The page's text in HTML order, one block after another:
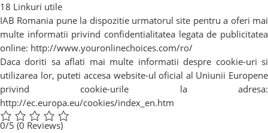
18 Linkuri utile
IAB Romania pune la dispozitie urmatorul site pentru a oferi mai
multe informatii privind confidentialitatea legata de publicitatea
online: http://www.youronlinechoices.com/ro/
Daca doriti sa aflati mai multe informatii despre cookie-uri si
utilizarea lor, puteti accesa website-ul oficial al Uniunii Europene
privind cookie-urile la adresa:
http://ec.europa.eu/cookies/index_en.htm
0/5 (0 Reviews)